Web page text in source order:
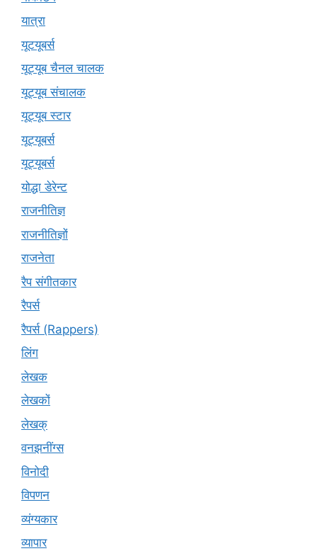
यात्रा
यूटयूबर्स
यूट्यूब चैनल चालक
यूट्यूब संचालक
यूट्यूब स्टार
यूट्यूबर्स
यूट्‍यूबर्स
योद्धा डेरेन्ट
राजनीतिज्ञ
राजनीतिज्ञों
राजनेता
रैप संगीतकार
रैपर्स
रैपर्स (Rappers)
लिंग
लेखक
लेखकों
लेखक्
वनझनींग्स
विनोदी
विपणन
व्यंग्यकार
व्यापार